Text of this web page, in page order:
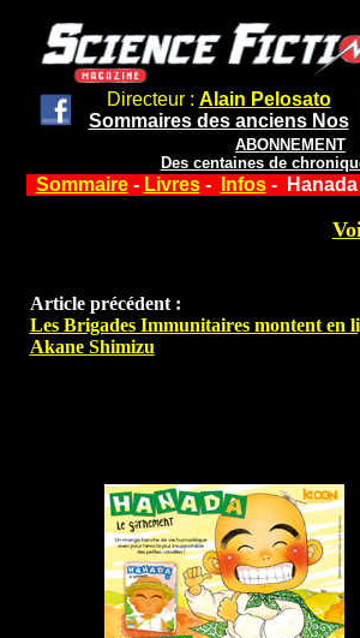
Directeur : Alain Pelosato
Sommaires des anciens Nos
ABONNEMENT
Des centaines de
Sommaire- Livres- Infos- Hanada
Article précédent :
Les Brigades Immunitaires montent en
Akane Shimizu